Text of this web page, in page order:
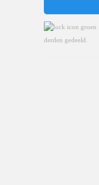
derden gedeeld.